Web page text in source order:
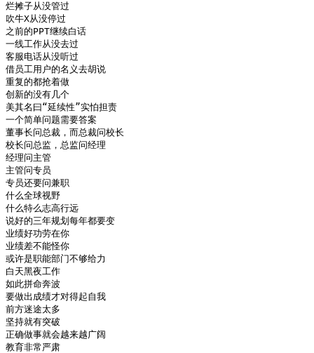
烂摊子从没管过
吹牛X从没停过
之前的PPT继续白话
一线工作从没去过
客服电话从没听过
借员工用户的名义去胡说
重复的都抢着做
创新的没有几个
美其名曰“延续性”实怕担责
一个简单问题需要答案
董事长问总裁，而总裁问校长
校长问总监，总监问经理
经理问主管
主管问专员
专员还要问兼职
什么全球视野
什么特么志高行远
说好的三年规划每年都要变
业绩好功劳在你
业绩差不能怪你
或许是职能部门不够给力
白天黑夜工作
如此拼命奔波
要做出成绩才对得起自我
前方迷途太多
坚持就有突破
正确做事就会越来越广阔
教育非常严肃